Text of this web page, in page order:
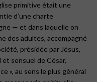
primitive était une
d’une charte
— et dans laquelle on
des adultes, accompagné
présidée par Jésus,
et sensuel de César,
», au sens le plus général